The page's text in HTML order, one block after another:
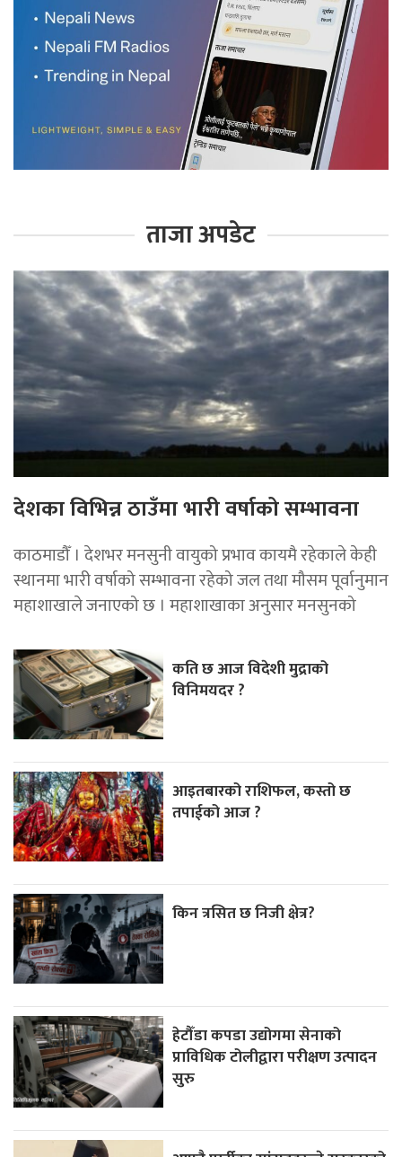
ताजा अपडेट
देशका विभिन्न ठाउँमा भारी वर्षाको सम्भावना
काठमाडौँ । देशभर मनसुनी वायुको प्रभाव कायमै रहेकाले केही
स्थानमा भारी वर्षाको सम्भावना रहेको जल तथा मौसम पूर्वानुमान
महाशाखाले जनाएको छ । महाशाखाका अनुसार मनसुनको
कति छ आज विदेशी मुद्राको
विनिमयदर ?
आइतबारको राशिफल, कस्तो छ
तपाईको आज ?
किन त्रसित छ निजी क्षेत्र?
हेटौँडा कपडा उद्योगमा सेनाको
प्राविधिक टोलीद्वारा परीक्षण उत्पादन
सुरु